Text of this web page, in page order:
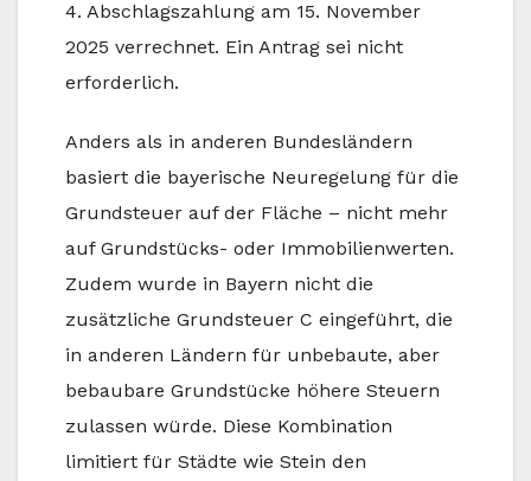
4. Abschlagszahlung am 15. November
2025 verrechnet. Ein Antrag sei nicht
erforderlich.
Anders als in anderen Bundesländern
basiert die bayerische Neuregelung für die
Grundsteuer auf der Fläche – nicht mehr
auf Grundstücks- oder Immobilienwerten.
Zudem wurde in Bayern nicht die
zusätzliche Grundsteuer C eingeführt, die
in anderen Ländern für unbebaute, aber
bebaubare Grundstücke höhere Steuern
zulassen würde. Diese Kombination
limitiert für Städte wie Stein den